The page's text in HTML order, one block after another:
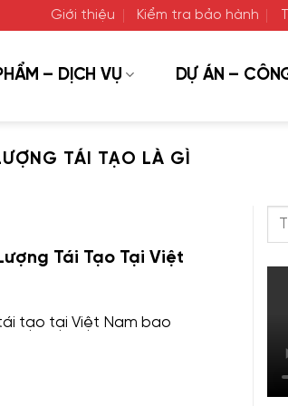
Giới thiệu Kiểm tra bảo hành
– DỊCH VỤ DỰ ÁN –
TÁI TẠO LÀ GÌ
Tái Tạo Tại Việt
tạo tại Việt Nam bao